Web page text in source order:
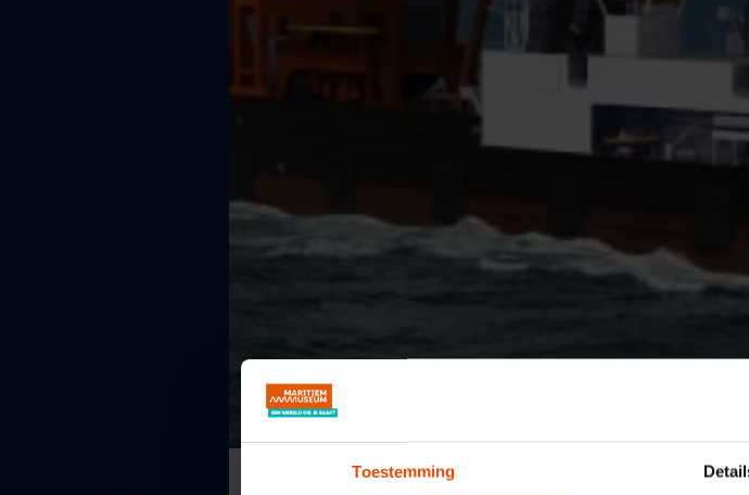
Toestemming Maritiem Museum